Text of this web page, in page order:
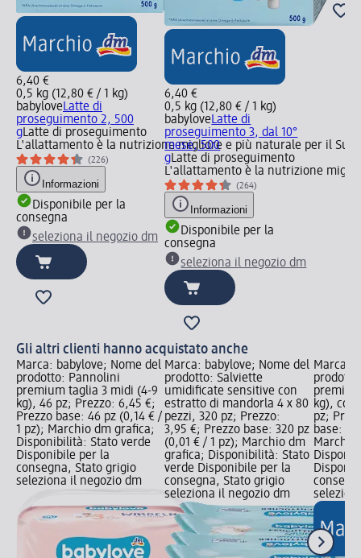
6,40 €
0,5 kg (12,80 € / 1 kg)
babyloveLatte di
proseguimento 2, 500
gLatte di proseguimento
L'allattamento è la nutrizione migliore e più naturale per il Suo
(226)
Informazioni
Disponibile per la
consegna
seleziona il negozio dm
6,40 €
0,5 kg (12,80 € / 1 kg)
babyloveLatte di
proseguimento 3, dal 10°
mese, 500
gLatte di proseguimento
L'allattamento è la nutrizione
(264)
Informazioni
Disponibile per la
consegna
seleziona il negozio dm
Gli altri clienti hanno acquistato anche
Marca: babylove; Nome del
prodotto: Pannolini
premium taglia 3 midi (4-9
kg), 46 pz; Prezzo: 6,45 €;
Prezzo base: 46 pz (0,14 € /
1 pz); Marchio dm grafica;
Disponibilità: Stato verde
Disponibile per la
consegna, Stato grigio
seleziona il negozio dm
Marca: babylove; Nome del
prodotto: Salviette
umidificate sensitive con
estratto di mandorla 4 x 80
pezzi, 320 pz; Prezzo:
3,95 €; Prezzo base: 320 pz
(0,01 € / 1 pz); Marchio dm
grafica; Disponibilità: Stato
verde Disponibile per la
consegna, Stato grigio
seleziona il negozio dm
Marca:
kg),
pz;
base:
Marchio